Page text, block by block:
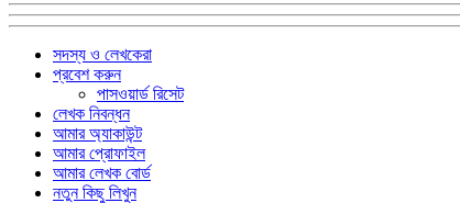
সদস্য ও লেখকেরা
প্রবেশ করুন
পাসওয়ার্ড রিসেট
লেখক নিবন্ধন
আমার অ্যাকাউন্ট
আমার প্রোফাইল
আমার লেখক বোর্ড
নতুন কিছু লিখুন